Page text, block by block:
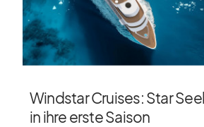
Windstar Cruises: Star
in ihre erste Saison